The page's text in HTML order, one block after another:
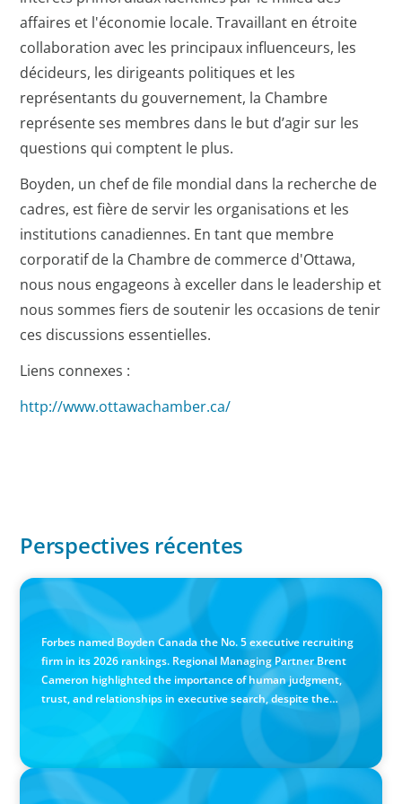
affaires et l'économie locale. Travaillant en étroite
collaboration avec les principaux influenceurs, les
décideurs, les dirigeants politiques et les
représentants du gouvernement, la Chambre
représente ses membres dans le but d’agir sur les
questions qui comptent le plus.
Boyden, un chef de file mondial dans la recherche de
cadres, est fière de servir les organisations et les
institutions canadiennes. En tant que membre
corporatif de la Chambre de commerce d'Ottawa,
nous nous engageons à exceller dans le leadership et
nous sommes fiers de soutenir les occasions de tenir
ces discussions essentielles.
Liens connexes :
http://www.ottawachamber.ca/
Perspectives récentes
IN THE MEDIA
Canadian Recruitment Trends and Use of AI
Forbes named Boyden Canada the No. 5 executive recruiting
firm in its 2026 rankings. Regional Managing Partner Brent
Cameron highlighted the importance of human judgment,
trust, and relationships in executive search, despite the
PRESS RELEASE